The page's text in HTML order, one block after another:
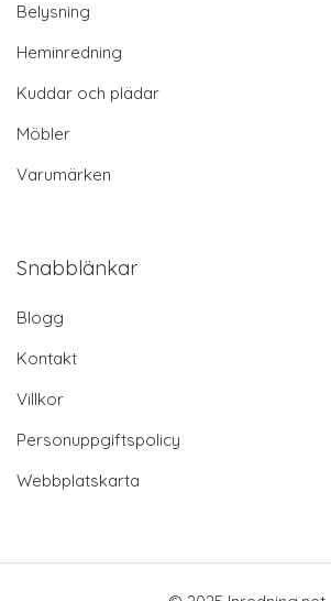
Belysning
Heminredning
Kuddar och plädar
Möbler
Varumärken
Snabblänkar
Blogg
Kontakt
Villkor
Personuppgiftspolicy
Webbplatskarta